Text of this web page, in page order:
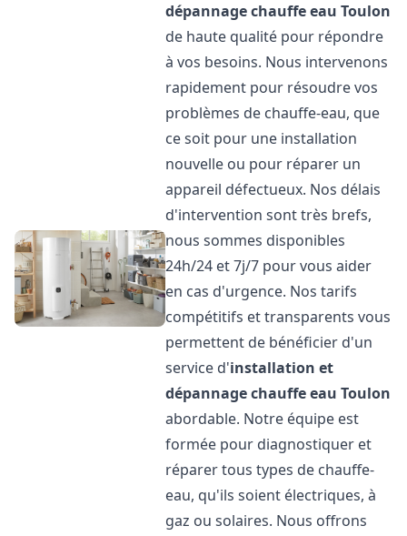
dépannage chauffe eau Toulon
de haute qualité pour répondre
à vos besoins. Nous intervenons
rapidement pour résoudre vos
problèmes de chauffe-eau, que
ce soit pour une installation
nouvelle ou pour réparer un
appareil défectueux. Nos délais
d'intervention sont très brefs,
nous sommes disponibles
24h/24 et 7j/7 pour vous aider
en cas d'urgence. Nos tarifs
compétitifs et transparents vous
permettent de bénéficier d'un
service d'installation et
dépannage chauffe eau Toulon
abordable. Notre équipe est
formée pour diagnostiquer et
réparer tous types de chauffe-
eau, qu'ils soient électriques, à
gaz ou solaires. Nous offrons